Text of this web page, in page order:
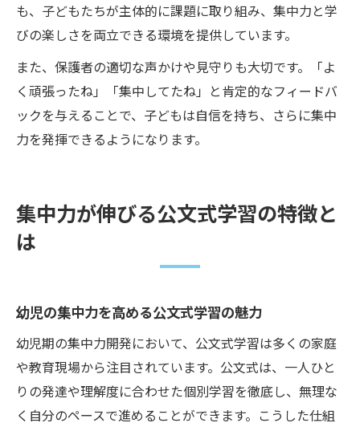
も、子どもたちが主体的に課題に取り組み、集中力と学
びの楽しさを両立できる環境を提供しています。
また、保護者の適切な声かけや見守りも大切です。「よ
く頑張ったね」「集中してたね」と肯定的なフィードバ
ックを与えることで、子どもは自信を持ち、さらに集中
力を発揮できるようになります。
集中力が伸びる公文式学習の特徴と
は
幼児の集中力を高める公文式学習の魅力
幼児期の集中力開発において、公文式学習は多くの家庭
や教育現場から注目されています。公文式は、一人ひと
りの発達や理解度に合わせた個別学習を徹底し、無理な
く自分のペースで進めることができます。こうした仕組